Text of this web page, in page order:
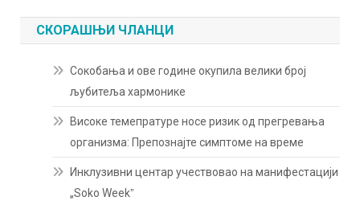
СКОРАШЊИ ЧЛАНЦИ
Сокобања и ове године окупила велики број
љубитеља хармонике
Високе темепратуре носе ризик од прегревања
организма: Препознајте симптоме на време
Инклузивни центар учествовао на манифестацији
„Soko Weekˮ